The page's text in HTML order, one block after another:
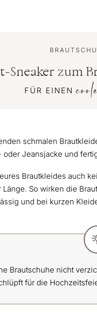
Sneaker zum
FÜR EINEN
schmalen
Jeansjacke und
Brautkleides auch
Länge. So wirken die
und bei kurzen
Brautschuhe nicht
für die